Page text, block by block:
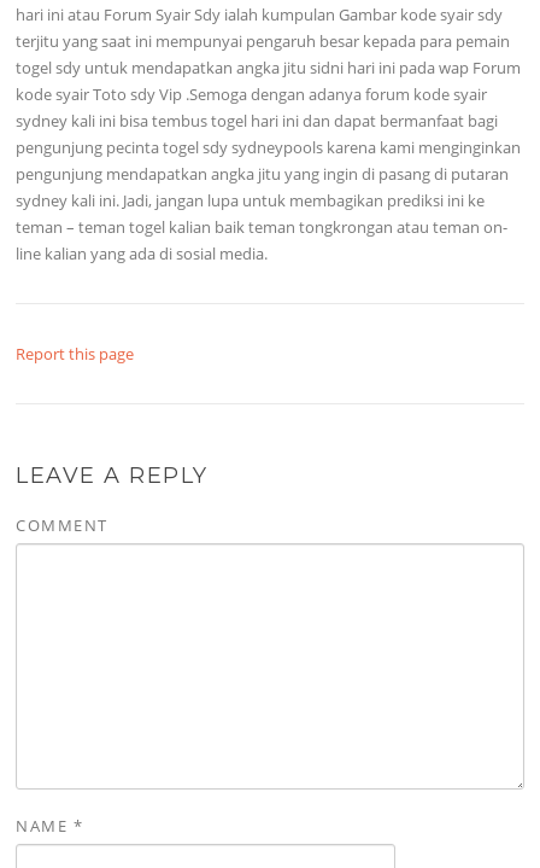
hari ini atau Forum Syair Sdy ialah kumpulan Gambar kode syair sdy
terjitu yang saat ini mempunyai pengaruh besar kepada para pemain
togel sdy untuk mendapatkan angka jitu sidni hari ini pada wap Forum
kode syair Toto sdy Vip .Semoga dengan adanya forum kode syair
sydney kali ini bisa tembus togel hari ini dan dapat bermanfaat bagi
pengunjung pecinta togel sdy sydneypools karena kami menginginkan
pengunjung mendapatkan angka jitu yang ingin di pasang di putaran
sydney kali ini. Jadi, jangan lupa untuk membagikan prediksi ini ke
teman – teman togel kalian baik teman tongkrongan atau teman on-
line kalian yang ada di sosial media.
Report this page
LEAVE A REPLY
COMMENT
NAME *